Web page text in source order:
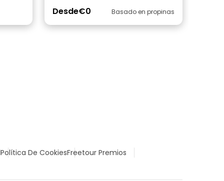
Desde€0 Basado en propinas
Política De CookiesFreetour Premios